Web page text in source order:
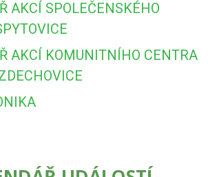
AKCÍ SPOLEČENSKÉHO
AKCÍ KOMUNITNÍHO CENTRA